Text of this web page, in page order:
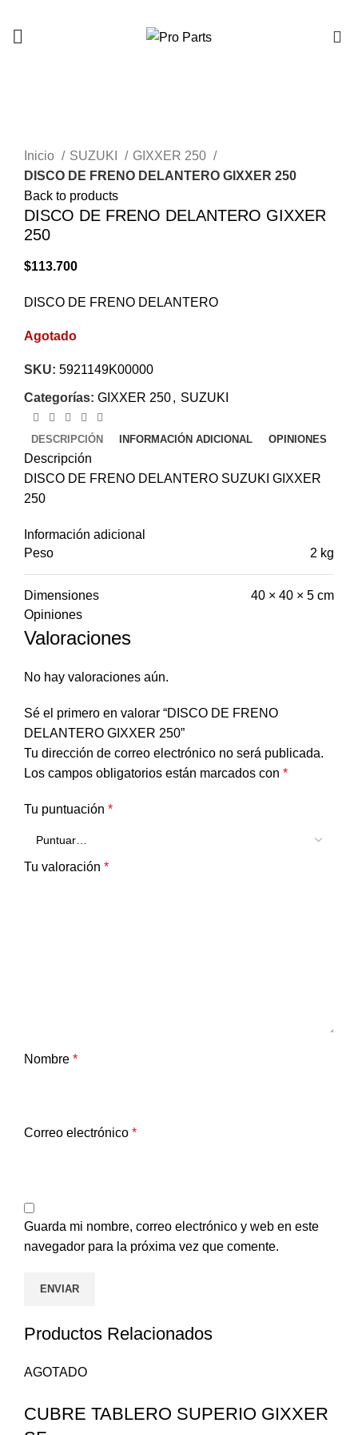
Inicio
SUZUKI
GIXXER 250
DISCO DE FRENO DELANTERO GIXXER 250
Back to products
DISCO DE FRENO DELANTERO GIXXER
250
$113.700
DISCO DE FRENO DELANTERO
Agotado
SKU: 5921149K00000
Categorías: GIXXER 250, SUZUKI
DESCRIPCIÓN INFORMACIÓN ADICIONAL OPINIONES
Descripción
DISCO DE FRENO DELANTERO SUZUKI GIXXER
250
Información adicional
Peso
2 kg
Dimensiones
40 × 40 × 5 cm
Opiniones
Valoraciones
No hay valoraciones aún.
Sé el primero en valorar “DISCO DE FRENO
DELANTERO GIXXER 250”
Tu dirección de correo electrónico no será publicada.
Los campos obligatorios están marcados con *
Tu puntuación *
Tu valoración *
Nombre *
Correo electrónico *
Guarda mi nombre, correo electrónico y web en este
navegador para la próxima vez que comente.
Productos Relacionados
AGOTADO
CUBRE TABLERO SUPERIO GIXXER